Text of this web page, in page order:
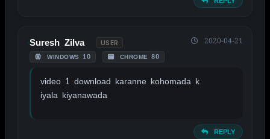
Suresh Zilva USER
WINDOWS 10 CHROME 80
2020-04-21
video 1 download karanne kohomada k
iyala kiyanawada
REPLY